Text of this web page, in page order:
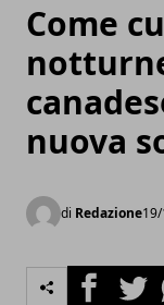
Come
nuova
di Redazione
Facebook